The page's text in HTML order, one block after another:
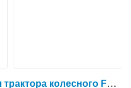
Гидрораспределитель для трактора колесного Ford 6640